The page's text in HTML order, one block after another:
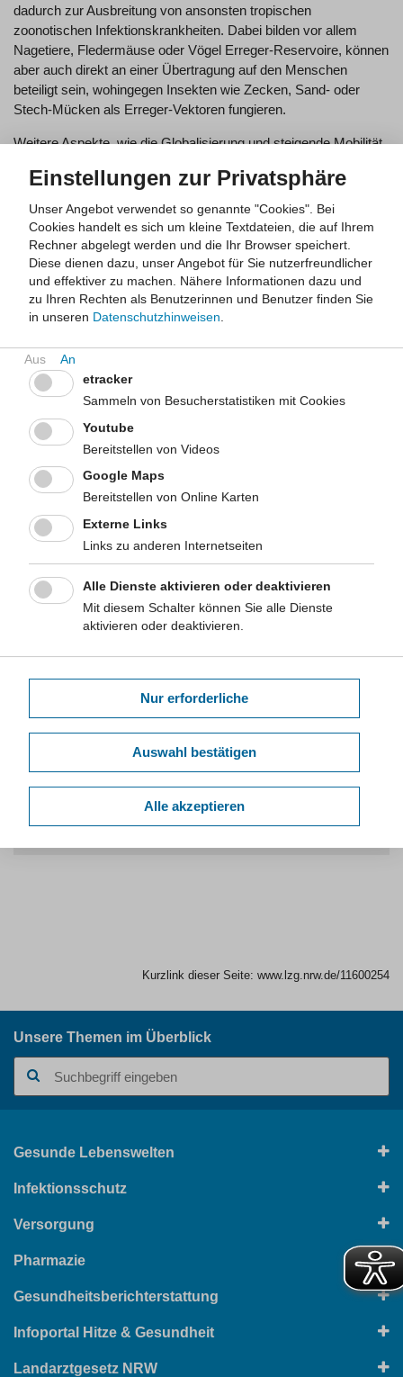
dadurch zur Ausbreitung von ansonsten tropischen
zoonotischen Infektionskrankheiten. Dabei bilden vor allem
Nagetiere, Fledermäuse oder Vögel Erreger-Reservoire, können
aber auch direkt an einer Übertragung auf den Menschen
beteiligt sein, wohingegen Insekten wie Zecken, Sand- oder
Stech-Mücken als Erreger-Vektoren fungieren.
Weitere Aspekte, wie die Globalisierung und steigende Mobilität
internationalen Güterverkehrs, fördern den Eintrag und die
Vermehrung neuartiger Erreger. Durch die Urbanisierung treffen
zudem Menschen und Gesundheitsschädlinge häufiger
aufeinander.
Vor diesem Hintergrund sollte zum Schutz der öffentlichen
Gesundheit das Auftreten sowohl neuartiger bzw. unüblicher
Erreger als auch deren Überträger in Deutschland aufmerksam
Im Folgenden werden die für Deutschland besonders relevanten
"emerging diseases" in Steckbriefen kurz beschrieben.
Chikungunya-Fieber
Dengue-Fieber
Gelbfieber
West-Nil-Fieber
Zikavirus-Erkrankung
Toolbox „Stechmücken und
Hier finden Sie eine Toolbox mit Arbeitshilfen, Materialien
und mückenübertragene Erreger".
Mehr
Kurzlink dieser Seite: www.lzg.nrw.de/11600254
Unsere Themen im Überblick
Gesunde Lebenswelten
Infektionsschutz
Versorgung
Pharmazie
Gesundheitsberichterstattung
Infoportal Hitze & Gesundheit
Landarztgesetz NRW
Einstellungen zur Privatsphäre
Unser Angebot verwendet so genannte "Cookies". Bei
Cookies handelt es sich um kleine Textdateien, die auf Ihrem
Rechner abgelegt werden und die Ihr Browser speichert.
Diese dienen dazu, unser Angebot für Sie nutzerfreundlicher
und effektiver zu machen.
Nähere Informationen dazu und
zu Ihren Rechten als Benutzerinnen und Benutzer finden Sie
in unseren Datenschutzhinweisen
etracker
Sammeln von Besucherstatistiken mit Cookies
Youtube
Bereitstellen von Videos
Google Maps
Bereitstellen von Online Karten
Externe Links
Links zu anderen Internetseiten
Alle Dienste aktivieren oder deaktivieren
Mit diesem Schalter können Sie alle Dienste
aktivieren oder deaktivieren.
Nur erforderliche
Auswahl bestätigen
Alle akzeptieren